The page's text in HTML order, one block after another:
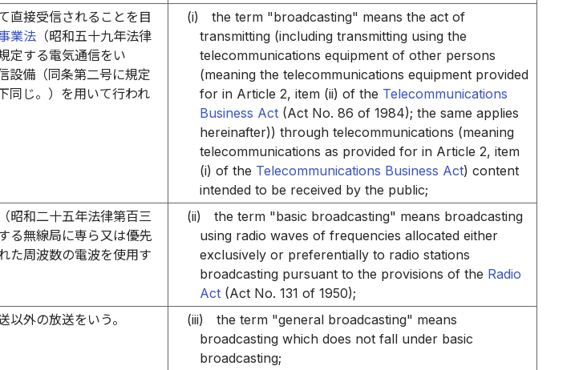
直接受信されることを目
業法 （昭和五十九年法律
定する電気通信をい
設備（同条第二号に規定
同じ。）を用いて行われ
(i)
the term "broadcasting" means the act of
transmitting (including transmitting using the
telecommunications equipment of other persons
(meaning the telecommunications equipment provided
for in Article 2, item (ii) of the Telecommunications
Business Act (Act No. 86 of 1984); the same applies
hereinafter)) through telecommunications (meaning
telecommunications as provided for in Article 2, item
(i) of the Telecommunications Business Act) content
intended to be received by the public;
（昭和二十五年法律第百三
る無線局に専ら又は優先
た周波数の電波を使用す
(ii)
the term "basic broadcasting" means broadcasting
using radio waves of frequencies allocated either
exclusively or preferentially to radio stations
broadcasting pursuant to the provisions of the Radio
Act (Act No. 131 of 1950);
以外の放送をいう。 (iii)
the term "general broadcasting" means
broadcasting which does not fall under basic
broadcasting;